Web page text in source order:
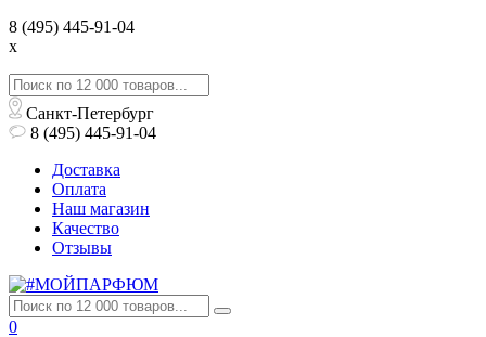
8 (495) 445-91-04
x
Санкт-Петербург
8 (495) 445-91-04
Доставка
Оплата
Наш магазин
Качество
Отзывы
0